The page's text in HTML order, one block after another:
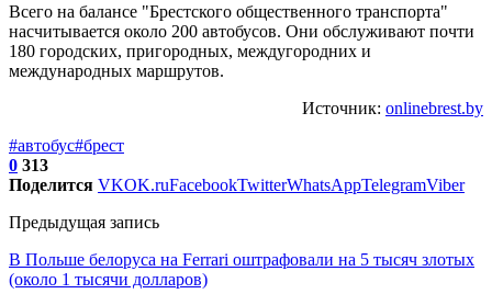
Всего на балансе "Брестского общественного транспорта"
насчитывается около 200 автобусов. Они обслуживают почти
180 городских, пригородных, междугородних и
международных маршрутов.
Источник: onlinebrest.by
#автобус#брест
0 313
Поделится VKOK.ruFacebookTwitterWhatsAppTelegramViber
Предыдущая запись
В Польше белоруса на Ferrari оштрафовали на 5 тысяч злотых
(около 1 тысячи долларов)